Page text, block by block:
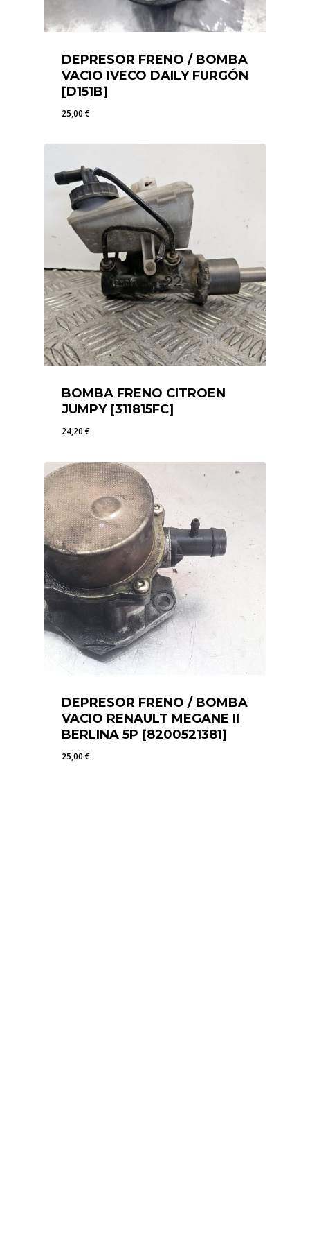
DEPRESOR FRENO / BOMBA
VACIO IVECO DAILY FURGÓN
[D151B]
25,00€
BOMBA FRENO CITROEN
JUMPY [311815FC]
24,20€
DEPRESOR FRENO / BOMBA
VACIO RENAULT MEGANE II
BERLINA 5P [8200521381]
25,00€